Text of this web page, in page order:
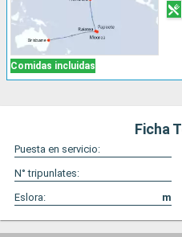
Comidas incluidas
Ficha
Puesta en servicio:
N° tripunlates:
Eslora:
m